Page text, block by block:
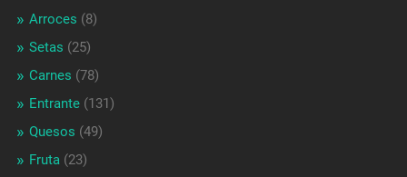
Arroces (8)
Setas (25)
Carnes (78)
Entrante(131)
Quesos (49)
Fruta(23)